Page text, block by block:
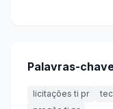
Palavras-
licitações ti pr